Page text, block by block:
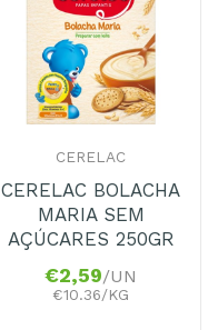
aos
Favoritos
CERELAC
CERELAC BOLACHA
MARIA SEM
AÇÚCARES 250GR
€2,59/UN
€10.36/KG